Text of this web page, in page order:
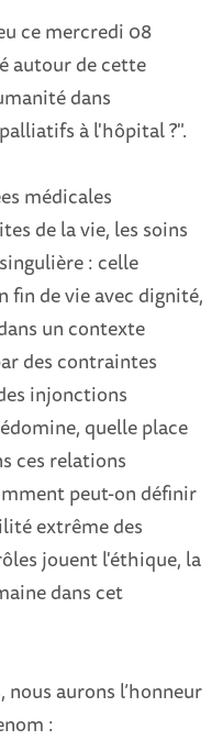
ce mercredi 08
autour de cette
dans
à l'hôpital ?".
médicales
de la vie, les soins
: celle
fin de vie avec dignité,
un contexte
des contraintes
injonctions
quelle place
ces relations
peut-on définir
extrême des
jouent l'éthique, la
dans cet
aurons l’honneur
: